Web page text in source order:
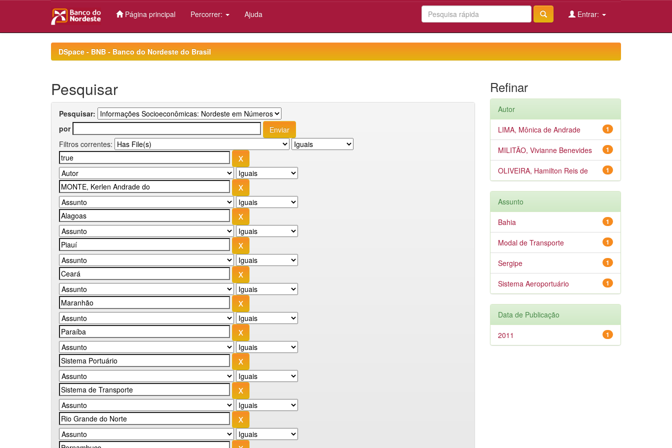
Página principal Percorrer: Ajuda Entrar:
DSpace - BNB - Banco do Nordeste do Brasil
Pesquisar
Pesquisar:
por
Filtros correntes:
Refinar
Autor
1
LIMA, Mônica de Andrade
1
MILITÃO, Vivianne Benevides
1
OLIVEIRA, Hamilton Reis de
Assunto
1
Bahia
1
Modal de Transporte
1
Sergipe
1
Sistema Aeroportuário
Data de Publicação
1
2011